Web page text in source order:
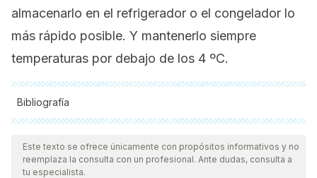
almacenarlo en el refrigerador o el congelador lo
más rápido posible. Y mantenerlo siempre
temperaturas por debajo de los 4 ºC.
Bibliografía
Todas las fuentes citadas fueron revisadas a profundidad por
nuestro equipo, para asegurar su calidad, confiabilidad,
vigencia y validez.La bibliografía de este artículo fue
Este texto se ofrece únicamente con propósitos informativos y no
reemplaza la consulta con un profesional. Ante dudas, consulta a
tu especialista.